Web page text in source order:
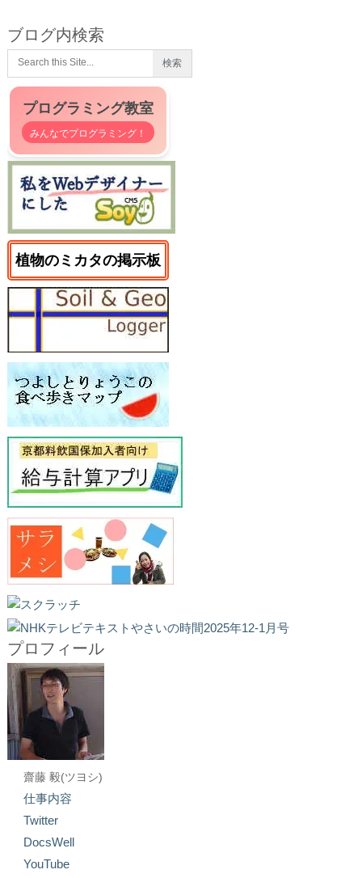
ブログ内検索
プログラミング教室
みんなでプログラミング！
植物のミカタの掲示板
プロフィール
齋藤 毅(ツヨシ)
仕事内容
Twitter
DocsWell
YouTube